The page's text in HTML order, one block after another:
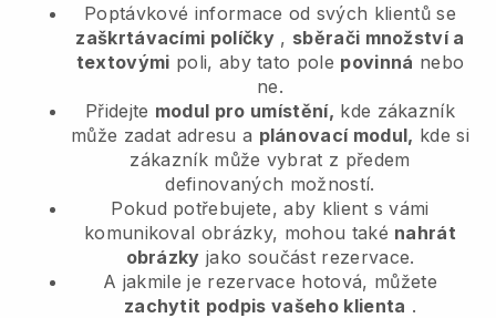
Poptávkové informace od svých klientů se
zaškrtávacími políčky , sběrači množství a
textovými poli, aby tato pole povinná nebo
ne.
Přidejte modul pro umístění, kde zákazník
může zadat adresu a plánovací modul, kde si
zákazník může vybrat z předem
definovaných možností.
Pokud potřebujete, aby klient s vámi
komunikoval obrázky, mohou také nahrát
obrázky jako součást rezervace.
A jakmile je rezervace hotová, můžete
zachytit podpis vašeho klienta .